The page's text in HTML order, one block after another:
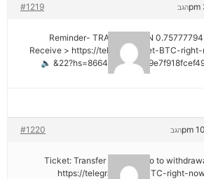
#1219 הגב
🔈 Reminder- TRANSACTION
Receive > https://telegra.ph/Get-BTC-
#1220 הגב
📇 Ticket: Transfer №NB26. Go to
https://telegra.ph/Get-BTC-right-